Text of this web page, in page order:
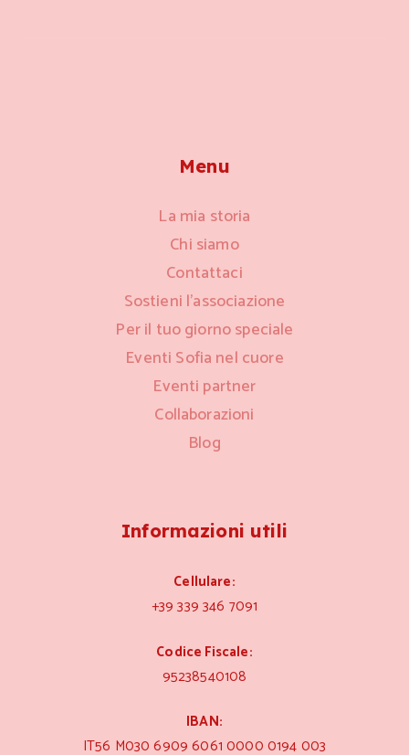
Menu
La mia storia
Chi siamo
Contattaci
Sostieni l’associazione
Per il tuo giorno speciale
Eventi Sofia nel cuore
Eventi partner
Collaborazioni
Blog
Informazioni utili
Cellulare:
+39 339 346 7091
Codice Fiscale:
95238540108
IBAN:
IT56 M030 6909 6061 0000 0194 003